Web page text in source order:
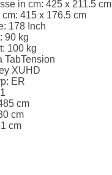
in cm: 425 x 211.5 cm
415 x 176.5 cm
178 Inch
90 kg
100 kg
TabTension
XUHD
ER
cm
cm
cm